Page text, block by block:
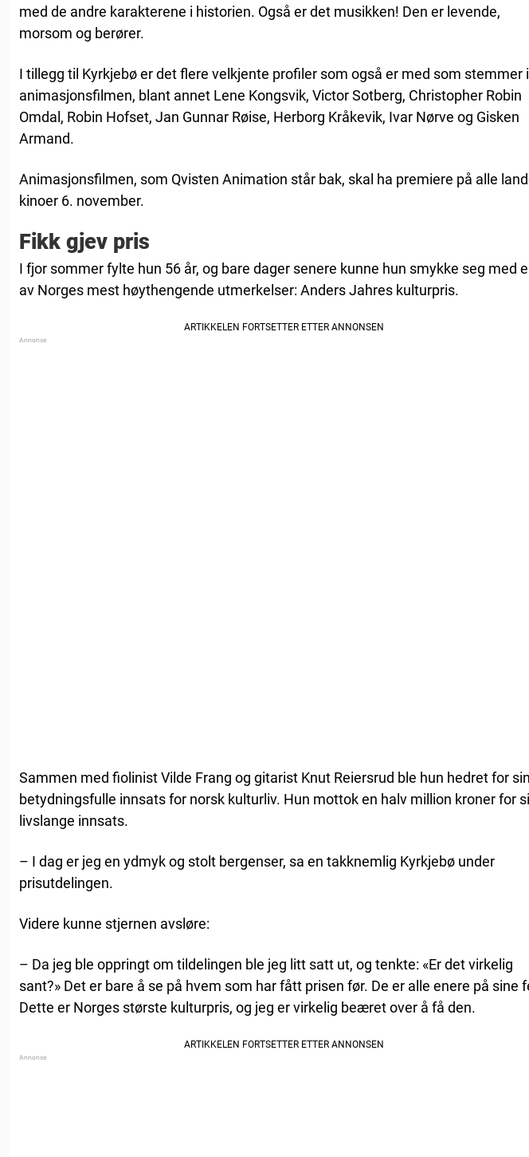
med de andre karakterene i historien. Også er det musikken! Den er levende,
morsom og berører.
I tillegg til Kyrkjebø er det flere velkjente profiler som også er med som stemmer i
animasjonsfilmen, blant annet Lene Kongsvik, Victor Sotberg, Christopher Robin
Omdal, Robin Hofset, Jan Gunnar Røise, Herborg Kråkevik, Ivar Nørve og Gisken
Armand.
Animasjonsfilmen, som Qvisten Animation står bak, skal ha premiere på alle
kinoer 6. november.
Fikk gjev pris
I fjor sommer fylte hun 56 år, og bare dager senere kunne hun smykke seg med
av Norges mest høythengende utmerkelser: Anders Jahres kulturpris.
Sammen med fiolinist Vilde Frang og gitarist Knut Reiersrud ble hun hedret for sin
betydningsfulle innsats for norsk kulturliv. Hun mottok en halv million kroner for
livslange innsats.
– I dag er jeg en ydmyk og stolt bergenser, sa en takknemlig Kyrkjebø under
prisutdelingen.
Videre kunne stjernen avsløre:
– Da jeg ble oppringt om tildelingen ble jeg litt satt ut, og tenkte: «Er det virkelig
sant?» Det er bare å se på hvem som har fått prisen før. De er alle enere på sine
Dette er Norges største kulturpris, og jeg er virkelig beæret over å få den.